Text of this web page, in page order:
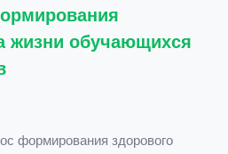
жизни обучающихся
формирования здорового